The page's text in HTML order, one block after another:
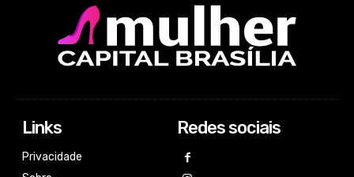
Links
Privacidade
Redes sociais